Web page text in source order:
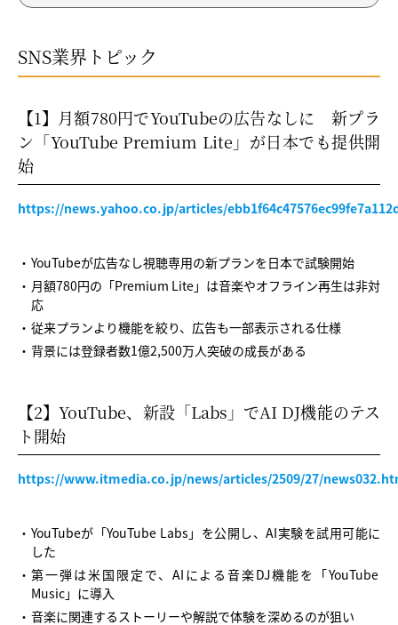
SNS業界トピック
【1】月額780円でYouTubeの広告なしに 新プラ
ン「YouTube Premium Lite」が日本でも提供開
始
https://news.yahoo.co.jp/articles/
YouTubeが広告なし視聴専用の新プランを日本で試験開始
月額780円の「Premium Lite」は音楽やオフライン再生は非対
応
従来プランより機能を絞り、広告も一部表示される仕様
背景には登録者数1億2,500万人突破の成長がある
【2】YouTube、新設「Labs」でAI DJ機能のテス
ト開始
https://www.itmedia.co.jp/news/articles/2509/27/
YouTubeが「YouTube Labs」を公開し、AI実験を試用可能に
した
第一弾は米国限定で、AIによる音楽DJ機能を「YouTube
Music」に導入
音楽に関連するストーリーや解説で体験を深めるのが狙い